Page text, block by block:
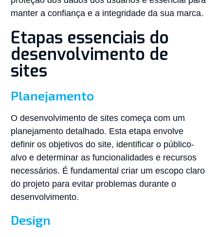
manter a confiança e a integridade da sua marca.
Etapas essenciais do
desenvolvimento de
sites
Planejamento
O desenvolvimento de sites começa com um
planejamento detalhado. Esta etapa envolve
definir os objetivos do site, identificar o público-
alvo e determinar as funcionalidades e recursos
necessários. É fundamental criar um escopo claro
do projeto para evitar problemas durante o
desenvolvimento.
Design